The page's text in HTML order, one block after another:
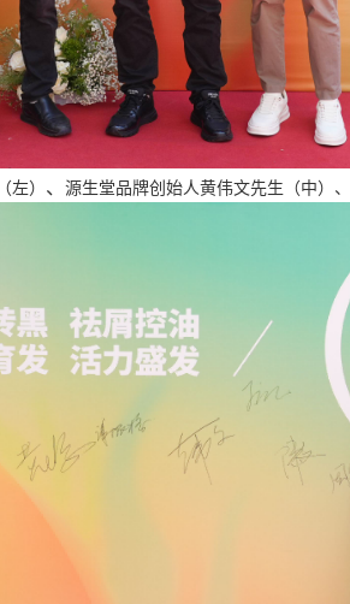
） 、 源生堂品牌创始人黄伟文先生（中）、